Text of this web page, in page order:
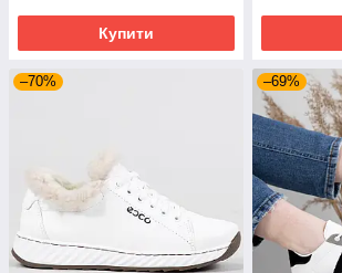
Купити
–70% –69%